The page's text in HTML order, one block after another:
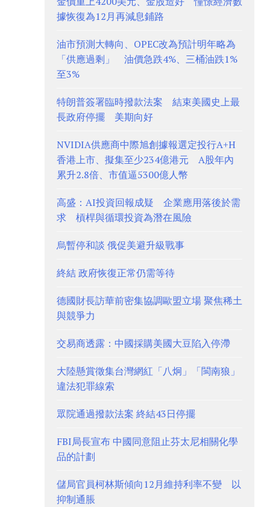
據恢復為12月再減息鋪路
油市預測大轉向、OPEC改為預計明年略為
「供應過剩」 油價急跌4%、三桶油跌1%
至3%
特朗普簽署臨時撥款法案 結束美國史上最
長政府停擺 美期向好
NVIDIA供應商中際旭創據報選定投行A+H
香港上市、擬集至少234億港元 A股年內
累升2.8倍、市值逼5300億人幣
高盛：AI投資回報成疑 企業應用落後於需
求 槓桿與循環投資為潛在風險
烏暫停和談 俄促美避升級戰事
終結 政府恢復正常仍需等待
德國財長訪華前密集協調歐盟立場 聚焦稀土
與競爭力
交易商透露：中國採購美國大豆陷入停滯
大陸懸賞徵集台灣網紅「八炯」「閩南狼」
違法犯罪線索
眾院通過撥款法案 終結43日停擺
FBI局長宣布 中國同意阻止芬太尼相關化學
品的計劃
儲局官員柯林斯傾向12月維持利率不變 以
抑制通脹